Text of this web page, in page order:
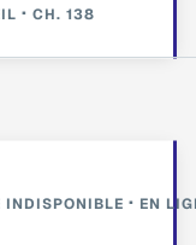
CH. 138
INDISPONIBLE EN